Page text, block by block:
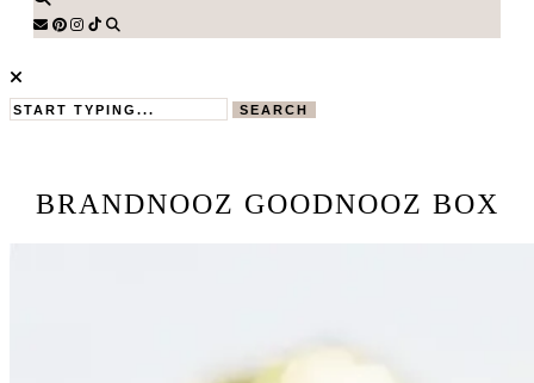
SEARCH
BRANDNOOZ GOODNOOZ BOX